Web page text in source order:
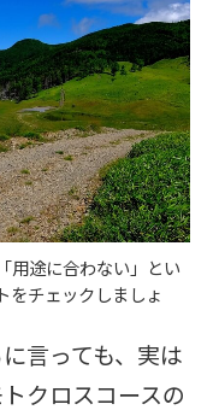
用途に合わない」とい
をチェックしましょ
言っても、実は
クロスコースの